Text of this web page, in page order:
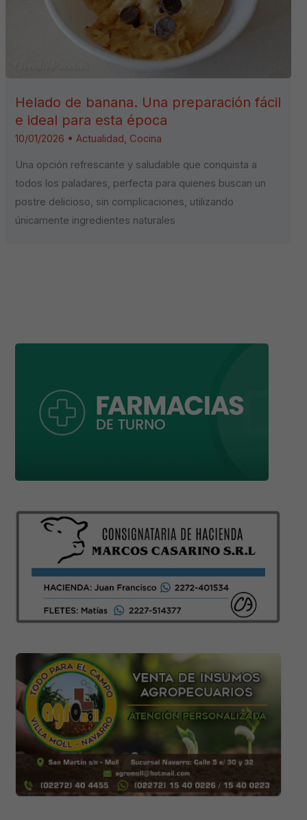
Helado de banana. Una preparación fácil
e ideal para esta época
10/01/2026 •Actualidad Cocina
Una opción refrescante y saludable que conquista a
todos los paladares, perfecta para quienes buscan un
postre delicioso, sin complicaciones, utilizando
únicamente ingredientes naturales